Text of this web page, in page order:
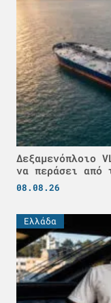
Δεξαμενόπλοιο
να περάσει από
08.08.26
Ελλάδα